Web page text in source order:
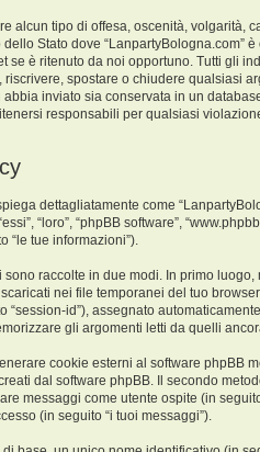
alcun tipo di offesa, oscenità, volgarità,
Stato dove “LanpartyBologna.com”
se è ritenuto da noi opportuno. Tutti gli
riscrivere, spostare o chiudere qualsiasi
inviato sia conservata in un
responsabili per qualsiasi
dettagliatamente come
“loro”, “phpBB software”,
“le tue informazioni”).
sono raccolte in due modi. In primo
nei file temporanei del tuo
“session-id”), assegnato
gli argomenti letti da quelli
cookie esterni al software phpBB
dal software phpBB. Il secondo
messaggi come utente ospite (in
(in seguito “i tuoi messaggi”).